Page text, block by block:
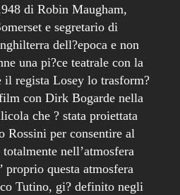
di Robin Maugham,
e segretario di
dell?epoca e non
una pi?ce teatrale con la
regista Losey lo trasform?
con Dirk Bogarde nella
che ? stata proiettata
Rossini per consentire al
nell’atmosfera
proprio questa atmosfera
Tutino, gi? definito negli